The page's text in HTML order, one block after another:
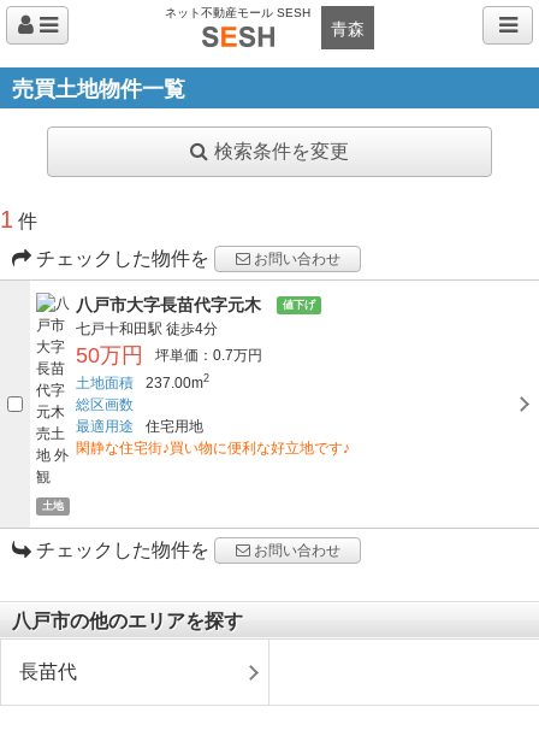
ネット不動産モール SESH
青森
売買土地物件一覧
検索条件を変更
1 件
チェックした物件を
お問い合わせ
土地
八戸市大字長苗代字元木 値下げ
七戸十和田駅 徒歩4分
50万円
坪単価：0.7万円
土地面積
237.00m2
総区画数
最適用途
住宅用地
閑静な住宅街♪買い物に便利な好立地です♪
チェックした物件を お問い合わせ
八戸市の他のエリアを探す
長苗代